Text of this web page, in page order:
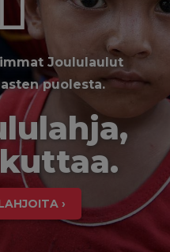
Joululaulut
puolesta.
›